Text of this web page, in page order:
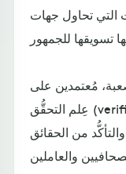
التي تحاول جهات
مُعتمدين على
عِلم التحقُّق (verification) ومهارات البحث على الإنترنت
والتأكُّد من الحقائق (fact-checking)؛ وكلُّها مهارات
والعاملين